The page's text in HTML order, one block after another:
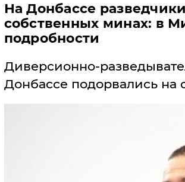
На Донбассе
собственных минах: в
подробности
Диверсионно-
Донбассе подорвались на